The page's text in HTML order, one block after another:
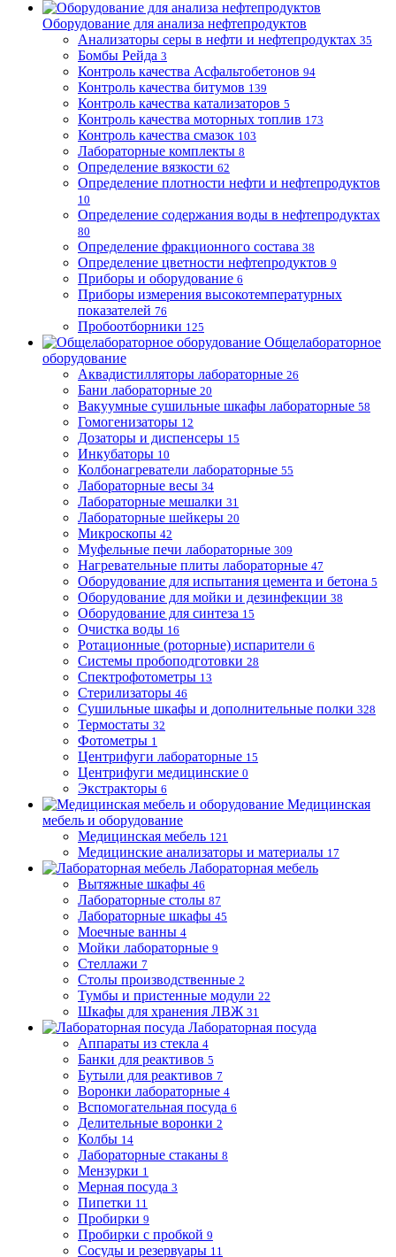
Оборудование для анализа нефтепродуктов
Анализаторы серы в нефти и нефтепродуктах 35
Бомбы Рейда 3
Контроль качества Асфальтобетонов 94
Контроль качества битумов 139
Контроль качества катализаторов 5
Контроль качества моторных топлив 173
Контроль качества смазок 103
Лабораторные комплекты 8
Определение вязкости 62
Определение плотности нефти и нефтепродуктов
10
Определение содержания воды в нефтепродуктах
80
Определение фракционного состава 38
Определение цветности нефтепродуктов 9
Приборы и оборудование 6
Приборы измерения высокотемпературных
показателей 76
Пробоотборники 125
Общелабораторное
оборудование
Аквадистилляторы лабораторные 26
Бани лабораторные 20
Вакуумные сушильные шкафы лабораторные 58
Гомогенизаторы 12
Дозаторы и диспенсеры 15
Инкубаторы 10
Колбонагреватели лабораторные 55
Лабораторные весы 34
Лабораторные мешалки 31
Лабораторные шейкеры 20
Микроскопы 42
Муфельные печи лабораторные 309
Нагревательные плиты лабораторные 47
Оборудование для испытания цемента и бетона 5
Оборудование для мойки и дезинфекции 38
Оборудование для синтеза 15
Очистка воды 16
Ротационные (роторные) испарители 6
Системы пробоподготовки 28
Спектрофотометры 13
Стерилизаторы 46
Сушильные шкафы и дополнительные полки 328
Термостаты 32
Фотометры 1
Центрифуги лабораторные 15
Центрифуги медицинские 0
Экстракторы 6
Медицинская
мебель и оборудование
Медицинская мебель 121
Медицинские анализаторы и материалы 17
Лабораторная мебель
Вытяжные шкафы 46
Лабораторные столы 87
Лабораторные шкафы 45
Моечные ванны 4
Мойки лабораторные 9
Стеллажи 7
Столы производственные 2
Тумбы и пристенные модули 22
Шкафы для хранения ЛВЖ 31
Лабораторная посуда
Аппараты из стекла 4
Банки для реактивов 5
Бутыли для реактивов 7
Воронки лабораторные 4
Вспомогательная посуда 6
Делительные воронки 2
Колбы 14
Лабораторные стаканы 8
Мензурки 1
Мерная посуда 3
Пипетки 11
Пробирки 9
Пробирки с пробкой 9
Сосуды и резервуары 11